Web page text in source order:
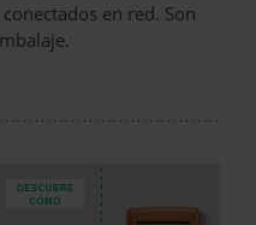
en red. Son